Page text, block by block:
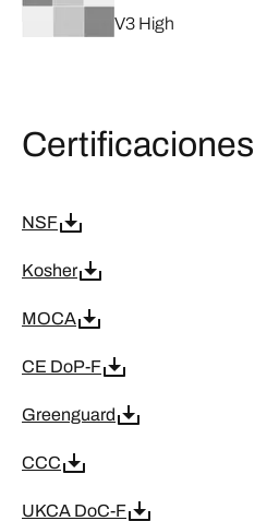
V3 High
Certificaciones
NSF
Kosher
MOCA
CE DoP-F
Greenguard
CCC
UKCA DoC-F